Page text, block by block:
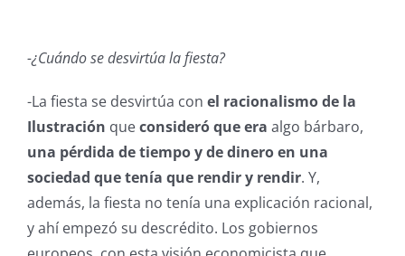
-¿Cuándo se desvirtúa la fiesta?
-La fiesta se desvirtúa con el racionalismo de la
Ilustración queconsideró que era algo bárbaro,
una pérdida de tiempo y de dineroen una
sociedad que tenía que rendir y rendir. Y,
además, la fiesta no tenía una explicación racional,
y ahí empezó su descrédito. Los gobiernos